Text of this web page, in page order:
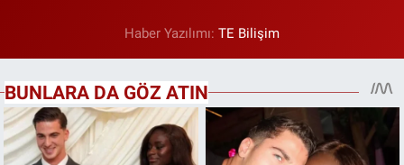
Haber Yazılımı: TE Bilişim